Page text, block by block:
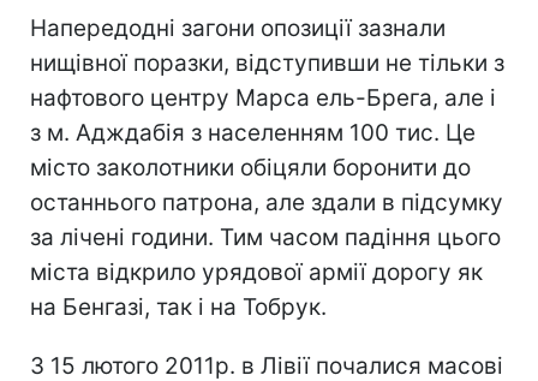
Напередодні загони опозиції зазнали
нищівної поразки, відступивши не тільки з
нафтового центру Марса ель-Брега, але і
з м. Адждабія з населенням 100 тис. Це
місто заколотники обіцяли боронити до
останнього патрона, але здали в підсумку
за лічені години. Тим часом падіння цього
міста відкрило урядової армії дорогу як
на Бенгазі, так і на Тобрук.
З 15 лютого 2011р. в Лівії почалися масові